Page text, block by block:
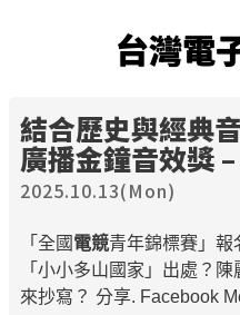
台灣電
結合歷史與經典
廣播金鐘音效獎
2025.10.13(Mon)
「全國 電競青年錦標賽」報
「小小多山國家」出處？
來抄寫？ 分享. Facebook